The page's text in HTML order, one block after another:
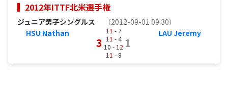
2012年ITTF北米選手権
ジュニア男子シングルス
（2012-09-01 09:30）
HSU Nathan
3
11 - 7
11 - 4
10 - 12
11 - 8
1
LAU Jeremy